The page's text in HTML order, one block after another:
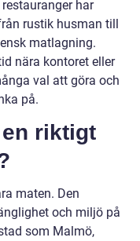
har
rustik husman till
matlagning.
nära kontoret eller
val att göra och
på.
riktigt
maten. Den
och miljö på
som Malmö,